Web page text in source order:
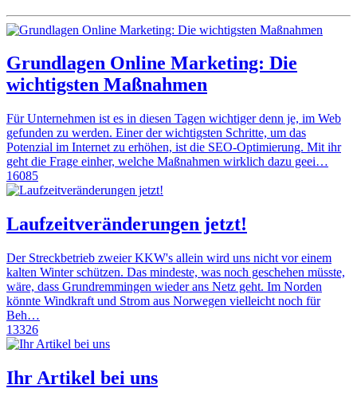
Grundlagen Online Marketing: Die
wichtigsten Maßnahmen
Für Unternehmen ist es in diesen Tagen wichtiger denn je, im Web
gefunden zu werden. Einer der wichtigsten Schritte, um das
Potenzial im Internet zu erhöhen, ist die SEO-Optimierung. Mit ihr
geht die Frage einher, welche Maßnahmen wirklich dazu geei…
16085
Laufzeitveränderungen jetzt!
Der Streckbetrieb zweier KKW's allein wird uns nicht vor einem
kalten Winter schützen. Das mindeste, was noch geschehen müsste,
wäre, dass Grundremmingen wieder ans Netz geht. Im Norden
könnte Windkraft und Strom aus Norwegen vielleicht noch für
Beh…
13326
Ihr Artikel bei uns